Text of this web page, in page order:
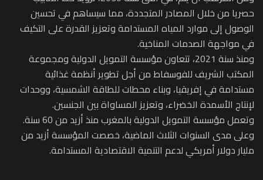
حصريا من خلال المصادر المتجددة، مما سيساهم في تحسين
الوصول إلى موارد المياه المستدامة وتعزيز القدرة على التكيف
في مواجهة الصدمات المناخية.
ومنذ سنة 2021، تتعاون مؤسسة التمويل الدولية ومجموعة
المكتب الشريف للفوسفاط من أجل تطوير أنظمة غذائية
مستدامة في إفريقيا، وبناء محطات للطاقة الشمسية، ووحدات
لإنتاج الأسمدة الخضراء، وتعزيز المساواة بين الجنسين.
وتعمل مؤسسة التمويل الدولية بالمغرب منذ أزيد من 60 سنة.
وعلى مدى السنوات الثلاث الماضية، خصصت المؤسسة أزيد من
مليار دولار أمريكي لدعم التنمية الاقتصادية المستدامة.